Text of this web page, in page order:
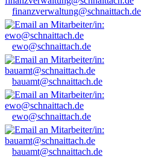
finanzverwaltung@schnaittach.de
ewo@schnaittach.de
bauamt@schnaittach.de
ewo@schnaittach.de
bauamt@schnaittach.de